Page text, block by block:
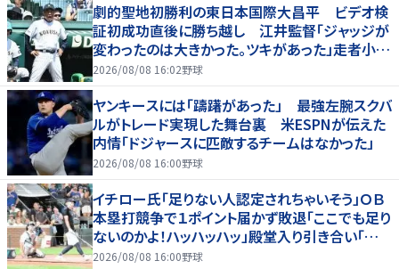
劇的聖地初勝利の東日本国際大昌平 ビデオ検
証初成功直後に勝ち越し 江井監督「ジャッジが
変わったのは大きかった。ツキがあった」走者小内
は「自信があってセーフになってくれと」
2026/08/08 16:02野球
ヤンキースには「躊躇があった」 最強左腕スクバ
ルがトレード実現した舞台裏 米ESPNが伝えた
内情「ドジャースに匹敵するチームはなかった」
2026/08/08 16:00野球
イチロー氏「足りない人認定されちゃいそう」ＯＢ
本塁打競争で１ポイント届かず敗退「ここでも足り
ないのかよ！ハッハッハッ」殿堂入り引き合い「誰か
に分析してもらわないと」
2026/08/08 16:00野球